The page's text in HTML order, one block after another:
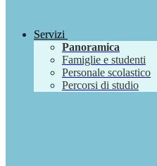
Servizi
Panoramica
Famiglie e studenti
Personale scolastico
Percorsi di studio